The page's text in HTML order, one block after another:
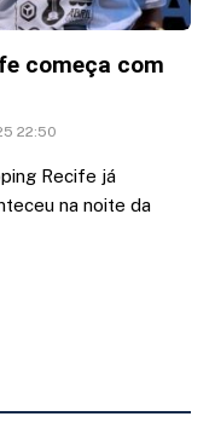
começa com
22:50
Recife já
na noite da